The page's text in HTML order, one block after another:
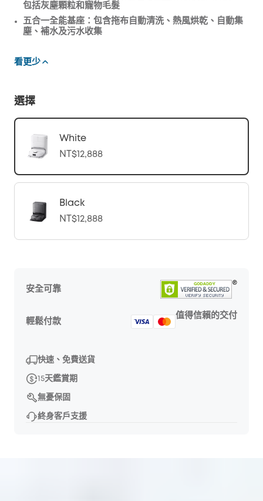
包括灰塵顆粒和寵物毛髮
五合一全能基座： 包含拖布自動清洗、熱風烘乾、自動集
塵、補水及污水收集
看更少
選擇
White
NT$12,888
Black
NT$12,888
安全可靠
輕鬆付款
值得信賴的交付
快速、免費送貨
15天鑑賞期
無憂保固
終身客戶支援